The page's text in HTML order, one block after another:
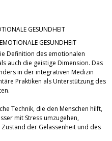
GESUNDHEIT
GESUNDHEIT
Definition des emotionalen
auch die geistige Dimension. Das
in der integrativen Medizin
Praktiken als Unterstützung des
Technik, die den Menschen hilft,
mit Stress umzugehen,
der Gelassenheit und des